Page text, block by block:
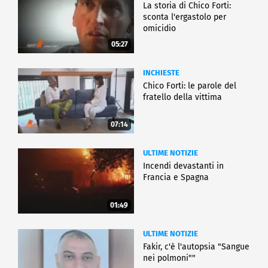
05:27
La storia di Chico Forti:
sconta l'ergastolo per
omicidio
07:14
INCHIESTE
Chico Forti: le parole del
fratello della vittima
01:49
ULTIME NOTIZIE
Incendi devastanti in
Francia e Spagna
ULTIME NOTIZIE
Fakir, c'è l'autopsia "Sangue
nei polmoni""